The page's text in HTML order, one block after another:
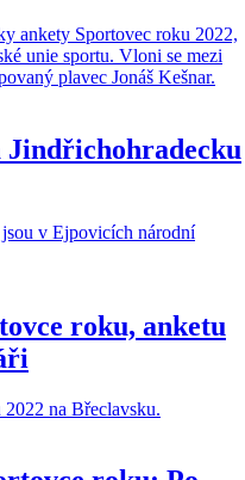
Jindřichohradecku
roku, anketu